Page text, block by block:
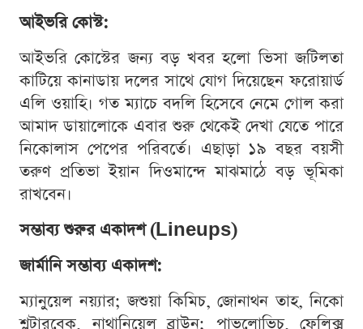
আইভরি কোস্ট:
আইভরি কোস্টের জন্য বড় খবর হলো ভিসা জটিলতা
কাটিয়ে কানাডায় দলের সাথে যোগ দিয়েছেন ফরোয়ার্ড
এলি ওয়াহি। গত ম্যাচে বদলি হিসেবে নেমে গোল করা
আমাদ ডায়ালোকে এবার শুরু থেকেই দেখা যেতে পারে
নিকোলাস পেপের পরিবর্তে। এছাড়া ১৯ বছর বয়সী
তরুণ প্রতিভা ইয়ান দিওমান্দে মাঝমাঠে বড় ভূমিকা
রাখবেন।
সম্ভাব্য শুরুর একাদশ (Lineups)
জার্মানি সম্ভাব্য একাদশ:
ম্যানুয়েল নয়্যার; জশুয়া কিমিচ, জোনাথন তাহ, নিকো